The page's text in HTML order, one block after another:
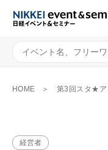
HOME 第3回スタ★ア
経営者